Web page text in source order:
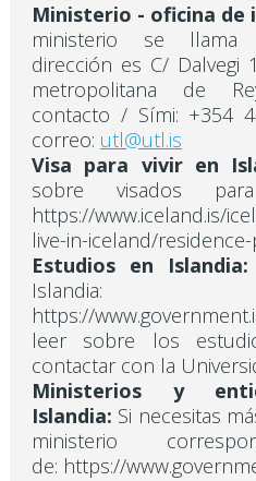
Ministerio - oficina de
ministerio se llama
dirección es C/ Dalvegi
metropolitana de
contacto / Sími: +354
correo: utl@utl.is
Visa para vivir en
sobre visados
https://www.iceland.is/
live-in-iceland/
Estudios en Islandia:
Islandia:
https://
leer sobre los
contactar con la
Ministerios y
Islandia: Si necesitas
ministerio
de: https://